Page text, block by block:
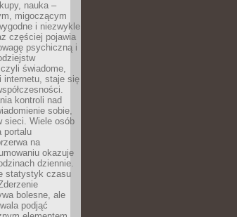
nauka –
migoczącym
i niezwykle
częściej pojawia
psychiczną i
świadome,
internetu, staje się
kontroli nad
sobie,
sieci. Wiele osób
portalu
na
okazuje
dziennie.
statystyk czasu
bolesne, ale
podjąć